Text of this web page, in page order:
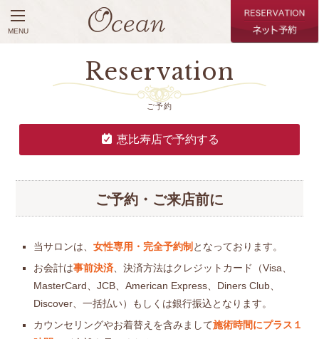
MENU
Reservation
ご予約
恵比寿店で予約する
ご予約・ご来店前に
当サロンは、 女性専用・完全予約制 となっております。
お会計は事前決済、決済方法はクレジットカード（Visa、
MasterCard、JCB、American Express、Diners Club、
Discover、一括払い）もしくは銀行振込となります。
カウンセリングやお着替えを含みまして施術時間にプラス１